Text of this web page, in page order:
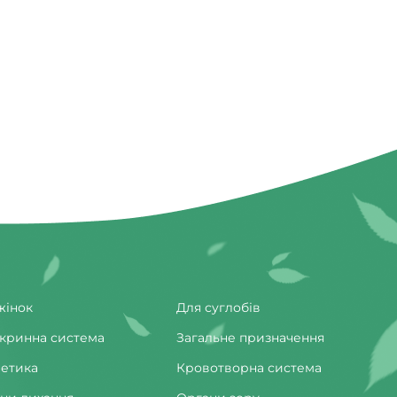
Для суглобів
система
Загальне призначення
Кровотворна система